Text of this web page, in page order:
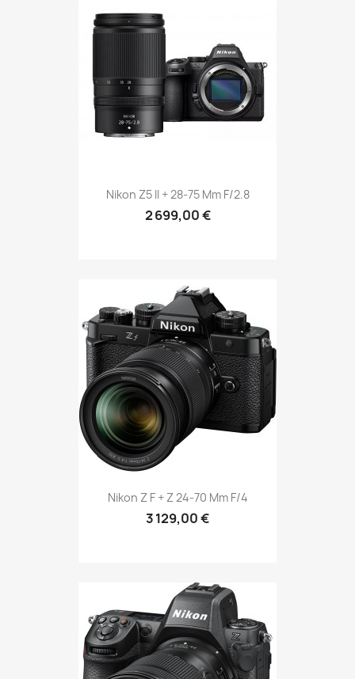
Nikon Z5 II + 28-75 Mm F/2.8
2 699,00 €
Nikon Z F + Z 24-70 Mm F/4
3 129,00 €